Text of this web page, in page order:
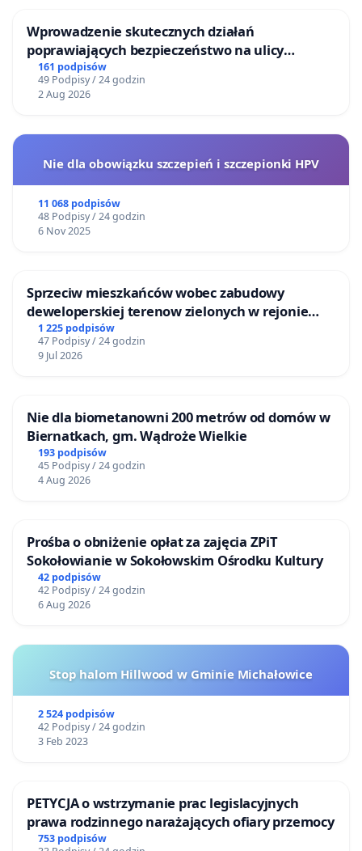
Wprowadzenie skutecznych działań
poprawiających bezpieczeństwo na ulicy
Żeromskiego w Otwocku
161 podpisów
49 Podpisy / 24 godzin
2 Aug 2026
Nie dla obowiązku szczepień i szczepionki HPV
11 068 podpisów
48 Podpisy / 24 godzin
6 Nov 2025
Sprzeciw mieszkańców wobec zabudowy
deweloperskiej terenow zielonych w rejonie
Bulwarów Straceńskich w Bielsku-Białej
1 225 podpisów
47 Podpisy / 24 godzin
9 Jul 2026
Nie dla biometanowni 200 metrów od domów w
Biernatkach, gm. Wądroże Wielkie
193 podpisów
45 Podpisy / 24 godzin
4 Aug 2026
Prośba o obniżenie opłat za zajęcia ZPiT
Sokołowianie w Sokołowskim Ośrodku Kultury
42 podpisów
42 Podpisy / 24 godzin
6 Aug 2026
Stop halom Hillwood w Gminie Michałowice
2 524 podpisów
42 Podpisy / 24 godzin
3 Feb 2023
PETYCJA o wstrzymanie prac legislacyjnych
prawa rodzinnego narażających ofiary przemocy
753 podpisów